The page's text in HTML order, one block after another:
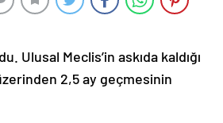
Ulusal Meclis’in askıda kaldığı
2,5 ay geçmesinin